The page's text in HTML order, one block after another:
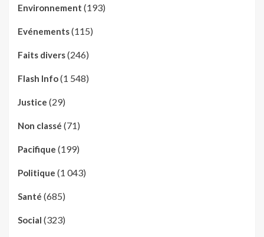
Environnement (193)
Evénements(115)
Faits divers(246)
Flash Info(1 548)
Justice (29)
Non classé (71)
Pacifique (199)
Politique (1 043)
Santé (685)
Social (323)